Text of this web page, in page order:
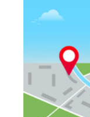
Sanat